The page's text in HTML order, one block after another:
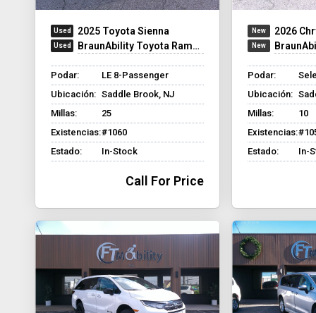
2025 Toyota Sienna
BraunAbility Toyota Rampvan XT
Podar:
LE 8-Passenger
Ubicación: Saddle Brook, NJ
Millas:
25
Existencias:#1060
Estado:
In-Stock
Call For Price
2026
Podar:
Ubicación:
Millas:
10
Existencias:
Estado:
In-